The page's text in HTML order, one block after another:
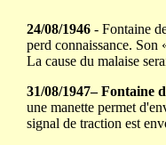
24/08/1946 - Fontaine
perd connaissance. Son
La cause du malaise
31/08/1947– Fontaine
une manette permet
signal de traction est